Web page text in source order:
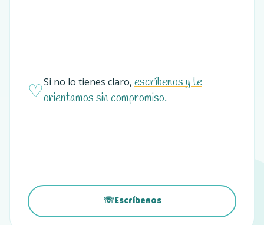
♡Si no lo tienes claro, escríbenos y te
orientamos sin compromiso.
☏Escríbenos
(se abre en una pestaña nueva)